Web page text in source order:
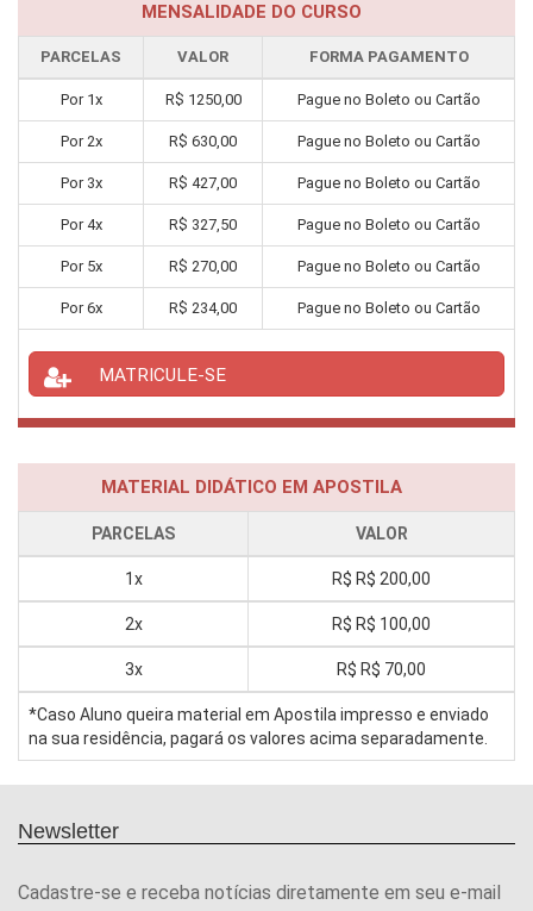
MENSALIDADE DO CURSO
PARCELAS VALOR FORMA PAGAMENTO
Por 1x R$ 1250,00 Pague no Boleto ou Cartão
Por2x R$ 630,00 Pague no Boleto ou Cartão
Por 3x R$ 427,00 Pague no Boleto ou Cartão
Por4x R$ 327,50 Pague no Boleto ou Cartão
Por 5x R$ 270,00 Pague no Boleto ou Cartão
Por6x R$ 234,00 Pague no Boleto ou Cartão
MATRICULE-SE
MATERIAL DIDÁTICO EM APOSTILA
PARCELAS VALOR
1x R$ R$ 200,00
2x R$ R$ 100,00
3x R$ R$ 70,00
*Caso Aluno queira material em Apostila impresso e enviado
na sua residência, pagará os valores acima separadamente.
Newsletter
Cadastre-se e receba notícias diretamente em seu e-mail